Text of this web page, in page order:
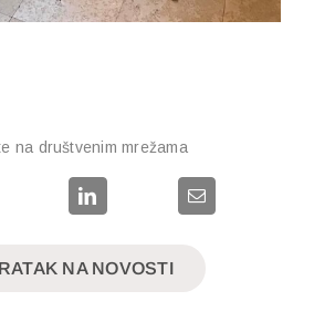
na društvenim mrežama
NA NOVOSTI